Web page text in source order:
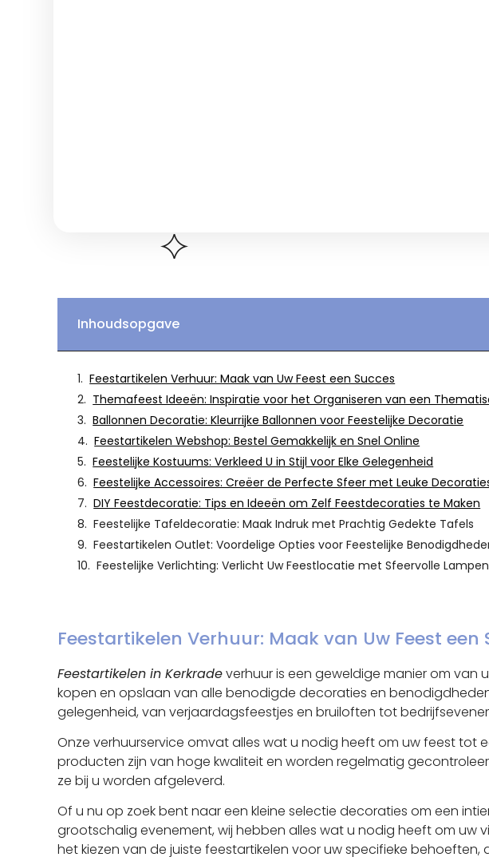
Inhoudsopgave
Feestartikelen Verhuur: Maak van Uw Feest een Succes
Themafeest Ideeën: Inspiratie voor het Organiseren van een
Ballonnen Decoratie: Kleurrijke Ballonnen voor Feestelijke Decoratie
Feestartikelen Webshop: Bestel Gemakkelijk en Snel Online
Feestelijke Kostuums: Verkleed U in Stijl voor Elke Gelegenheid
Feestelijke Accessoires: Creëer de Perfecte Sfeer met Leuke
DIY Feestdecoratie: Tips en Ideeën om Zelf Feestdecoraties te Maken
Feestelijke Tafeldecoratie: Maak Indruk met Prachtig Gedekte Tafels
Feestartikelen Outlet: Voordelige Opties voor Feestelijke
Feestelijke Verlichting: Verlicht Uw Feestlocatie met Sfeervolle Lampen
Feestartikelen Verhuur: Maak van Uw Feest een
Feestartikelen in Kerkradeverhuur is een geweldige manier om van
kopen en opslaan van alle benodigde decoraties en
gelegenheid, van verjaardagsfeestjes en bruiloften tot
Onze verhuurservice omvat alles wat u nodig heeft om uw feest tot
producten zijn van hoge kwaliteit en worden regelmatig
ze bij u worden afgeleverd.
Of u nu op zoek bent naar een kleine selectie decoraties om een
grootschalig evenement, wij hebben alles wat u nodig heeft om uw
het kiezen van de juiste feestartikelen voor uw specifieke